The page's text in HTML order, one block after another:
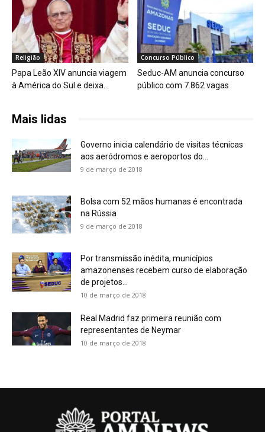
Religião
Papa Leão XIV anuncia viagem
à América do Sul e deixa...
Concurso Público
Seduc-AM anuncia concurso
público com 7.862 vagas
Mais lidas
Governo inicia calendário de visitas técnicas
aos aeródromos e aeroportos do...
9 de março de 2018
Bolsa com 52 mãos humanas é encontrada
na Rússia
9 de março de 2018
Por transmissão inédita, municípios
amazonenses recebem curso de elaboração
de projetos...
10 de março de 2018
Real Madrid faz primeira reunião com
representantes de Neymar
10 de março de 2018